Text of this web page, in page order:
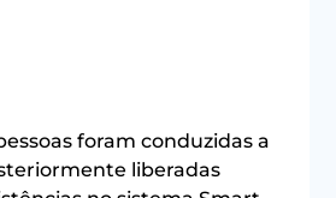
foram conduzidas a
liberadas